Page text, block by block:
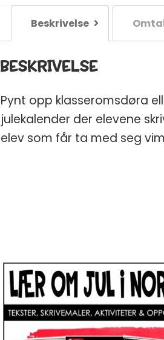
Beskrivelse
BESKRIVELSE
Pynt opp klasseromsdøra
julekalender der elevene
elev som får ta med seg